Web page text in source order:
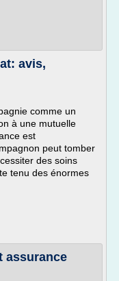
avis,
comme un
à une mutuelle
est
peut tomber
des soins
tenu des énormes
assurance